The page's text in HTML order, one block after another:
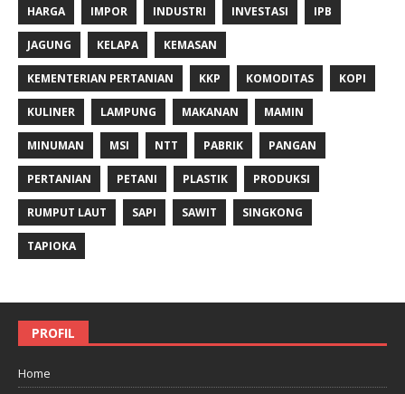
HARGA IMPOR INDUSTRI INVESTASI IPB
JAGUNG KELAPA KEMASAN
KEMENTERIAN PERTANIAN KKP KOMODITAS KOPI
KULINER LAMPUNG MAKANAN MAMIN
MINUMAN MSI NTT PABRIK PANGAN
PERTANIAN PETANI PLASTIK PRODUKSI
RUMPUT LAUT SAPI SAWIT SINGKONG
TAPIOKA
PROFIL
Home